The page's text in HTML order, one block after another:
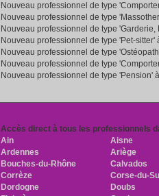
Nouveau professionnel de type
Nouveau professionnel de type
Nouveau professionnel de type
Nouveau professionnel de type 'Pet-
Nouveau professionnel de type
Nouveau professionnel de type
Nouveau professionnel de type 'Pension'
Accès direct à tous les professionnels
Ain
Aisne
Ardennes
Ariège
Bouches-du-Rhône
Calvados
Corrèze
Corse-du-
Dordogne
Doubs